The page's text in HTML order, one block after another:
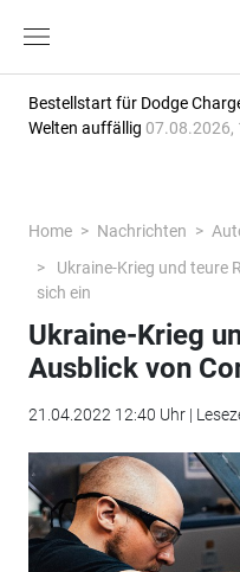
Bestellstart für Dodge
Welten auffällig 07.08.2026,
Home Nachrichten
Ukraine-Krieg und teure
sich ein
Ukraine-Krieg
Ausblick von
21.04.2022 12:40 Uhr |